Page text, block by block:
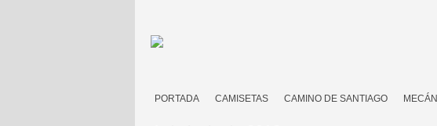
PORTADA CAMISETAS CAMINO DE SANTIAGO